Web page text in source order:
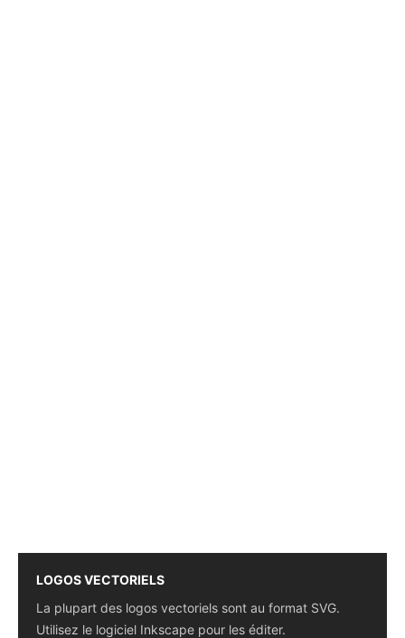
LOGOS VECTORIELS
La plupart des logos vectoriels sont au format SVG.
Utilisez le logiciel Inkscape pour les éditer.